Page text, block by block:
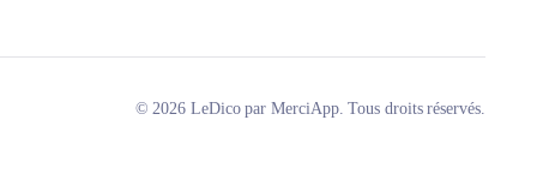
© 2026 LeDico par MerciApp. Tous droits réservés.